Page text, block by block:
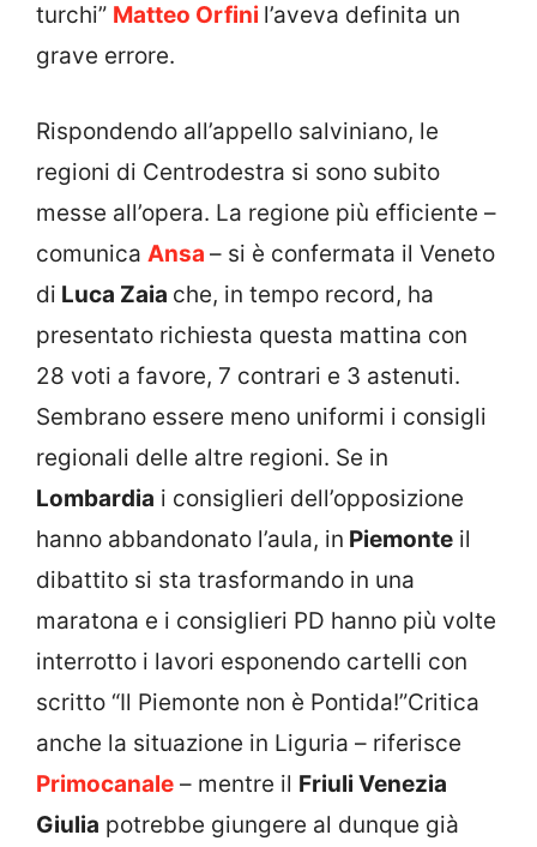
turchi” Matteo Orfini l’aveva definita un
grave errore.
Rispondendo all’appello salviniano, le
regioni di Centrodestra si sono subito
messe all’opera. La regione più efficiente –
comunica Ansa – si è confermata il Veneto
di Luca Zaia che, in tempo record, ha
presentato richiesta questa mattina con
28 voti a favore, 7 contrari e 3 astenuti.
Sembrano essere meno uniformi i consigli
regionali delle altre regioni. Se in
Lombardia i consiglieri dell’opposizione
hanno abbandonato l’aula, in Piemonte il
dibattito si sta trasformando in una
maratona e i consiglieri PD hanno più volte
interrotto i lavori esponendo cartelli con
scritto “Il Piemonte non è Pontida!”Critica
anche la situazione in Liguria – riferisce
Primocanale – mentre il Friuli Venezia
Giulia potrebbe giungere al dunque già